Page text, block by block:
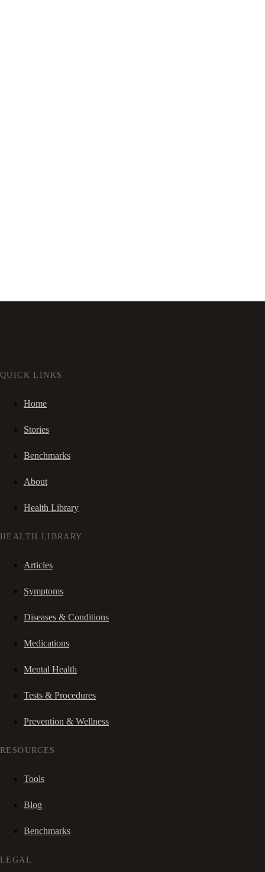
QUICK LINKS
Home
Stories
Benchmarks
About
Health Library
HEALTH LIBRARY
Articles
Symptoms
Diseases & Conditions
Medications
Mental Health
Tests & Procedures
Prevention & Wellness
RESOURCES
Tools
Blog
Benchmarks
LEGAL